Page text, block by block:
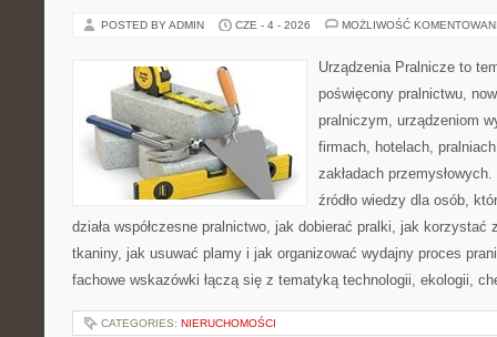
POSTED BY ADMIN CZE - 4 - 2026 MOŻLIWOŚĆ
Urządzenia Pralnicze to
poświęcony pralnictwu,
pralniczym, urządzeniom
firmach, hotelach,
zakładach
źródło wiedzy dla osób,
działa współczesne pralnictwo, jak dobierać pralki, jak korzystać
tkaniny, jak usuwać plamy i jak organizować wydajny proces
fachowe wskazówki łączą się z tematyką technologii, ekologii,
CATEGORIES: NIERUCHOMOŚCI